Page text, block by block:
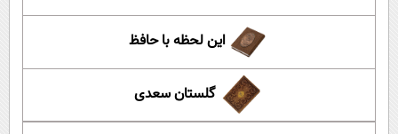
این لحظه با حافظ
گلستان سعدی